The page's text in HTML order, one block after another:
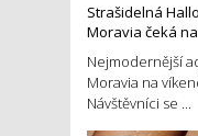
Strašidelná
Moravia čeká
Nejmodernější
Moravia na
Návštěvníci se ...